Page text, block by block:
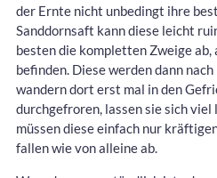
der Ernte nicht unbedingt ihre
Sanddornsaft kann diese leicht
besten die kompletten Zweige ab,
befinden. Diese werden dann
wandern dort erst mal in den
durchgefroren, lassen sie sich
müssen diese einfach nur
fallen wie von alleine ab.